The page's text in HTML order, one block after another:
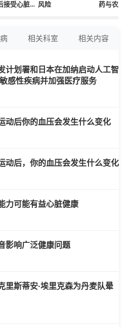
接受心脏移 风险
药与农业
相关科室 相关内容
计划署和日本在加纳启动人工智
感性疾病并加强医疗服务
动后你的血压会发生什么变化
动后，你的血压会发生什么变化
力可能有益心脏健康
影响广泛健康问题
里斯蒂安·埃里克森为丹麦队晕